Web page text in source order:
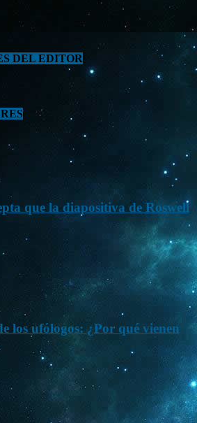
DEL EDITOR
que la diapositiva de Roswell
los ufólogos: ¿Por qué vienen